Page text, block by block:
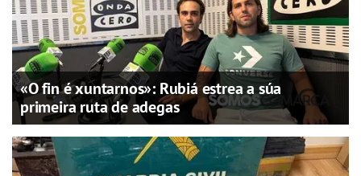
«O fin é xuntarnos»: Rubiá estrea a súa
primeira ruta de adegas